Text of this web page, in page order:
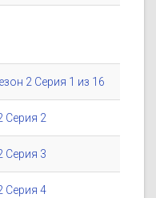
2 Серия 1 из 16
Серия 2
Серия 3
Серия 4